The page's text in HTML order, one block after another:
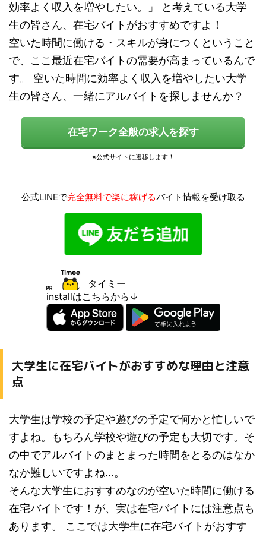
効率よく収入を増やしたい。」 と考えている大学
生の皆さん、在宅バイトがおすすめですよ！
空いた時間に働ける・スキルが身につくということ
で、ここ最近在宅バイトの需要が高まっているんで
す。 空いた時間に効率よく収入を増やしたい大学
生の皆さん、一緒にアルバイトを探しませんか？
在宅ワーク全般の求人を探す
公式LINEで完全無料で楽に稼げるバイト情報を受け取る
タイミー
installはこちらから↓
大学生に在宅バイトがおすすめな理由と注意
点
大学生は学校の予定や遊びの予定で何かと忙しいで
すよね。もちろん学校や遊びの予定も大切です。そ
の中でアルバイトのまとまった時間をとるのはなか
なか難しいですよね…。
そんな大学生におすすめなのが空いた時間に働ける
在宅バイトです！が、実は在宅バイトには注意点も
あります。 ここでは大学生に在宅バイトがおすす